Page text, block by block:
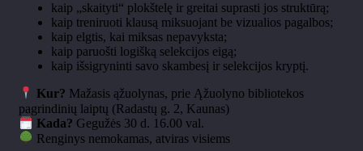
kaip „skaityti“ plokštelę ir greitai suprasti jos struktūrą;
kaip treniruoti klausą miksuojant be vizualios pagalbos;
kaip elgtis, kai miksas nepavyksta;
kaip paruošti logišką selekcijos eigą;
kaip išsigryninti savo skambesį ir selekcijos kryptį.
Kur? Mažasis ąžuolynas, prie Ąžuolyno bibliotekos
pagrindinių laiptų (Radastų g. 2, Kaunas)
Kada? Gegužės 30 d. 16.00 val.
Renginys nemokamas, atviras visiems